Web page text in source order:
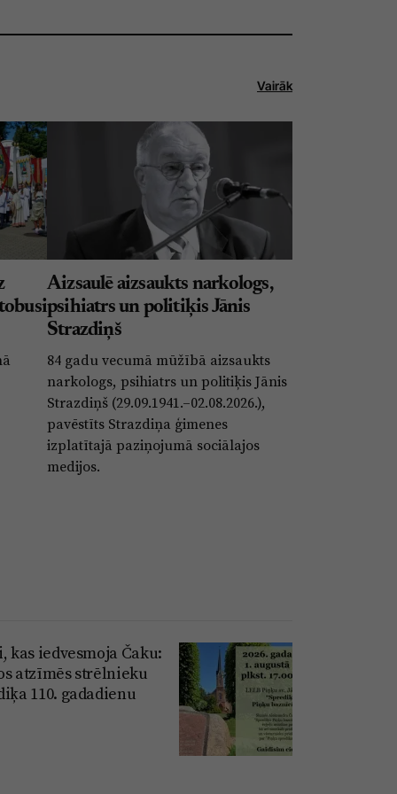
Vairāk
Aizsaulē aizsaukts narkologs,
psihiatrs un politiķis Jānis
Strazdiņš
84 gadu vecumā mūžībā aizsaukts
narkologs, psihiatrs un politiķis Jānis
Strazdiņš (29.09.1941.–02.08.2026.),
pavēstīts Strazdiņa ģimenes
izplatītajā paziņojumā sociālajos
medijos.
kas iedvesmoja Čaku:
atzīmēs strēlnieku
110. gadadienu